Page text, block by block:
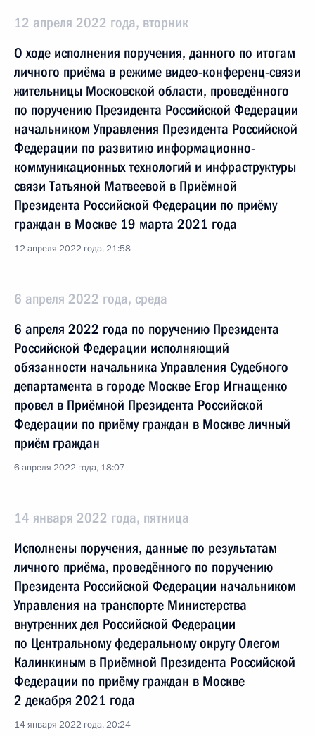
12 апреля 2022 года, вторник
О ходе исполнения поручения, данного по итогам
личного приёма в режиме видео-конференц-связи
жительницы Московской области, проведённого
по поручению Президента Российской Федерации
начальником Управления Президента Российской
Федерации по развитию информационно-
коммуникационных технологий и инфраструктуры
связи Татьяной Матвеевой в Приёмной
Президента Российской Федерации по приёму
граждан в Москве 19 марта 2021 года
12 апреля 2022 года, 21:58
6 апреля 2022 года, среда
6 апреля 2022 года по поручению Президента
Российской Федерации исполняющий
обязанности начальника Управления Судебного
департамента в городе Москве Егор Игнащенко
провел в Приёмной Президента Российской
Федерации по приёму граждан в Москве личный
приём граждан
6 апреля 2022 года, 18:07
14 января 2022 года, пятница
Исполнены поручения, данные по результатам
личного приёма, проведённого по поручению
Президента Российской Федерации начальником
Управления на транспорте Министерства
внутренних дел Российской Федерации
по Центральному федеральному округу Олегом
Калинкиным в Приёмной Президента Российской
Федерации по приёму граждан в Москве
2 декабря 2021 года
14 января 2022 года, 20:24